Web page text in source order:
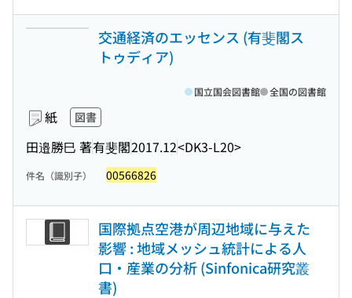
交通経済のエッセンス (有斐閣ス
トゥディア)
紙 図書
田邉勝巳 著有斐閣2017.12<DK3-L20>
国立国会図書館 全国の図書館
件名（識別子） 00566826
国際拠点空港が周辺地域に与えた
影響 : 地域メッシュ統計による人
口・産業の分析 (Sinfonica研究叢
書)